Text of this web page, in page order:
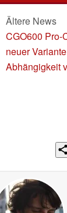
Ältere News
CGO600 Pro-
neuer
Abhängigkeit